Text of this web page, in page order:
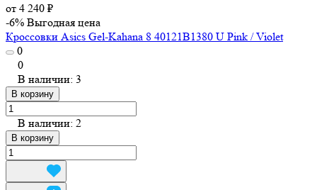
от 4 240 ₽
-6% Выгодная цена
Кроссовки Asics Gel-Kahana 8 40121B1380 U Pink / Violet
0
0
В наличии: 3
В корзину
В наличии: 2
В корзину